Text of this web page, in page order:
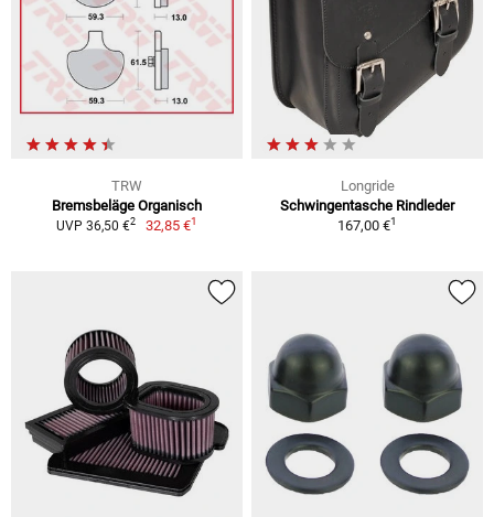
TRW
Bremsbeläge Organisch
UVP 36,50 €2 32,85 €1
Longride
Schwingentasche Rindleder
167,00 €1